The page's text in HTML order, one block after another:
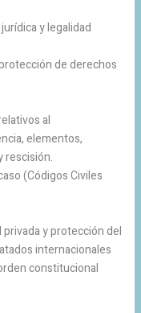
y legalidad
de derechos
al
elementos,
rescisión.
(Códigos Civiles
y protección del
internacionales
constitucional